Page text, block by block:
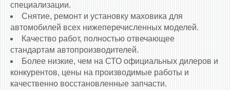
специализации.
Снятие, ремонт и установку маховика для
автомобилей всех нижеперечисленных моделей.
Качество работ, полностью отвечающее
стандартам автопроизводителей.
Более низкие, чем на СТО официальных дилеров и
конкурентов, цены на производимые работы и
качественно восстановленные запчасти.